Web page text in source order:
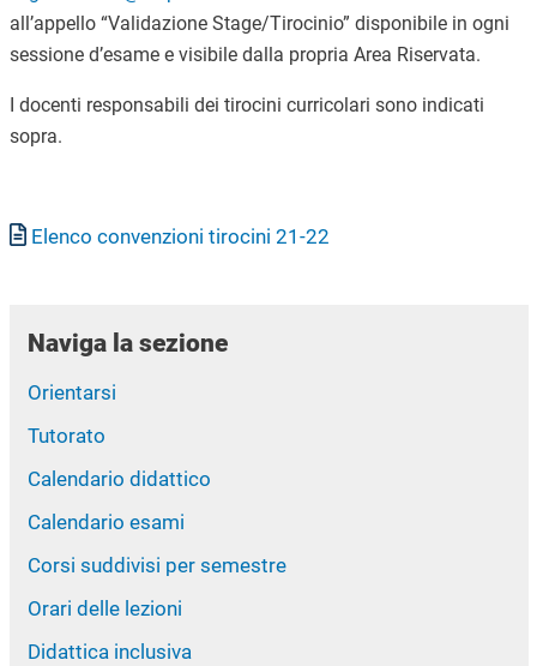
all’appello “Validazione Stage/Tirocinio” disponibile in ogni
sessione d’esame e visibile dalla propria Area Riservata.
I docenti responsabili dei tirocini curricolari sono indicati
sopra.
Documento
Elenco convenzioni tirocini 21-22
Naviga la sezione
Orientarsi
Tutorato
Calendario didattico
Calendario esami
Corsi suddivisi per semestre
Orari delle lezioni
Didattica inclusiva